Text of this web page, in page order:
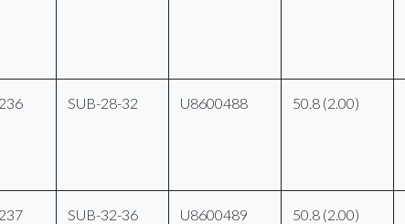
SUB-28-32 U8600488 50.8 (2.00)
SUB-32-36 U8600489 50.8 (2.00)